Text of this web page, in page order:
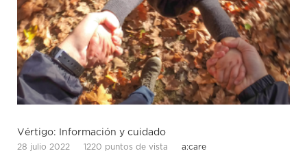
Vértigo: Información y cuidado
28 julio 2022 1220 puntos de vista a:care